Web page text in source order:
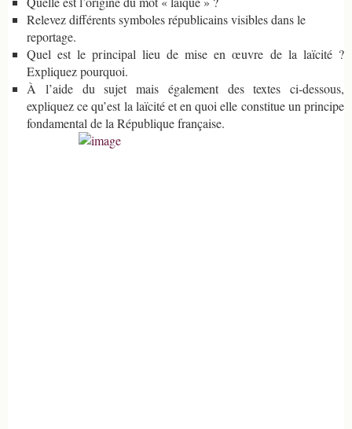
Relevez différents symboles républicains visibles dans le
reportage.
Quel est le principal lieu de mise en œuvre de la laïcité ?
Expliquez pourquoi.
À l’aide du sujet mais également des textes ci-dessous,
expliquez ce qu’est la laïcité et en quoi elle constitue un principe
fondamental de la République française.